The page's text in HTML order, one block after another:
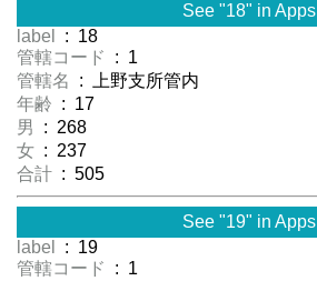
See "18" in Apps
label
: 18
管轄コード
: 1
管轄名
: 上野支所管内
年齢 : 17
男
: 268
女 : 237
合計 : 505
See "19" in Apps
label
: 19
管轄コード
: 1